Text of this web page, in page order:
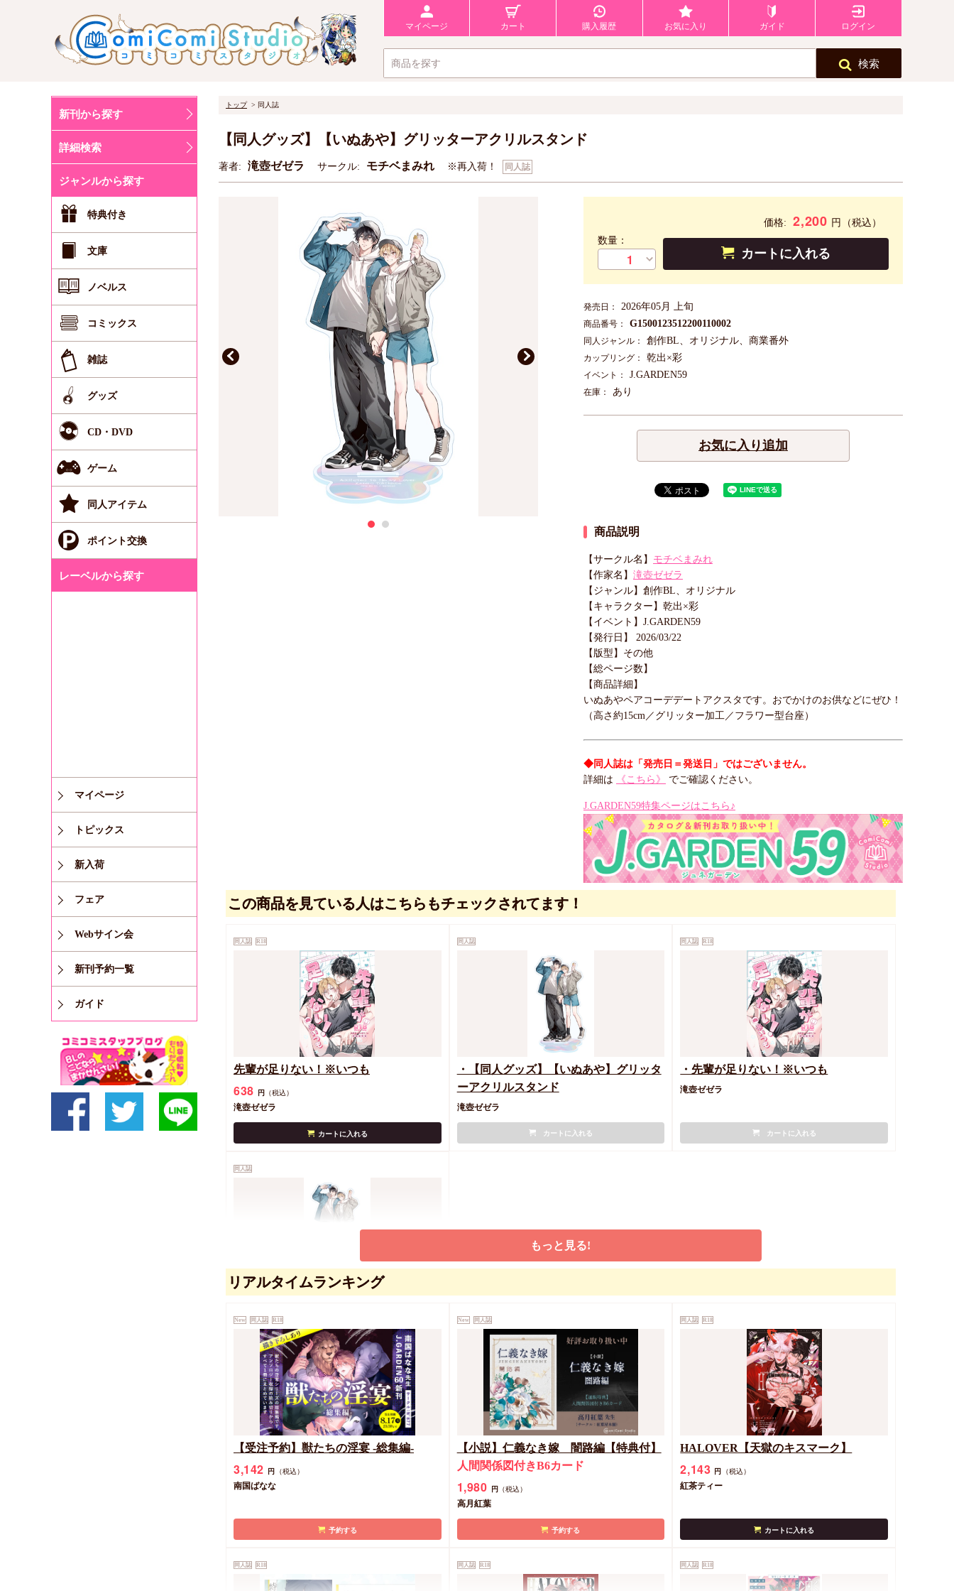
マイページ カート 購入履歴 お気に入り ガイド ログイン
検索
新刊から探す
詳細検索
ジャンルから探す
特典付き
文庫
ノベルス
コミックス
雑誌
グッズ
CD・DVD
ゲーム
同人アイテム
ポイント交換
レーベルから探す
マイページ
トピックス
新入荷
フェア
Webサイン会
新刊予約一覧
ガイド
トップ 同人誌
【同人グッズ】【いぬあや】グリッターアクリルスタンド
著者: 滝壺ゼゼラ サークル: モチベまみれ ※再入荷！ 同人誌
価格: 2,200 円
（税込）
数量：
カートに入れる
発売日： 2026年05月 上旬
商品番号： G1500123512200110002
同人ジャンル： 創作BL、オリジナル、商業番外
カップリング： 乾出×彩
イベント： J.GARDEN59
在庫： あり
お気に入り追加
商品説明
【サークル名】 モチベまみれ
【作家名】 滝壺ゼゼラ
【ジャンル】創作BL、オリジナル
【キャラクター】乾出×彩
【イベント】J.GARDEN59
【発行日】 2026/03/22
【版型】その他
【総ページ数】
【商品詳細】
いぬあやペアコーデデートアクスタです。おでかけのお供などにぜひ！
（高さ約15cm／グリッター加工／フラワー型台座）
◆同人誌は「発売日＝発送日」ではございません。
詳細は
《こちら》 でご確認ください。
J.GARDEN59特集ページはこちら♪
この商品を見ている人はこちらもチェックされてます！
同人誌 R18
先輩が足りない！※いつも
638 円 （税込）
滝壺ゼゼラ
カートに入れる
同人誌
・【同人グッズ】【いぬあや】グリッタ
ーアクリルスタンド
滝壺ゼゼラ
カートに入れる
同人誌 R18
・先輩が足りない！※いつも
滝壺ゼゼラ
カートに入れる
同人誌
【同人グッズ】【いぬあや】グリッター
アクリルスタンド
2,200 円（税込）
滝壺ゼゼラ
カートに入れる
もっと見る!
リアルタイムランキング
New 同人誌 R18
【受注予約】獣たちの淫宴 -総集編-
3,142 円 （税込）
南国ばなな
予約する
New 同人誌
【小説】仁義なき嫁 闇路編【特典付】
人間関係図付きB6カード
1,980 円 （税込）
高月紅葉
予約する
同人誌 R18
HALOVER【天獄のキスマーク】
2,143 円 （税込）
紅茶ティー
カートに入れる
同人誌 R18 同人誌 R18 同人誌 R18